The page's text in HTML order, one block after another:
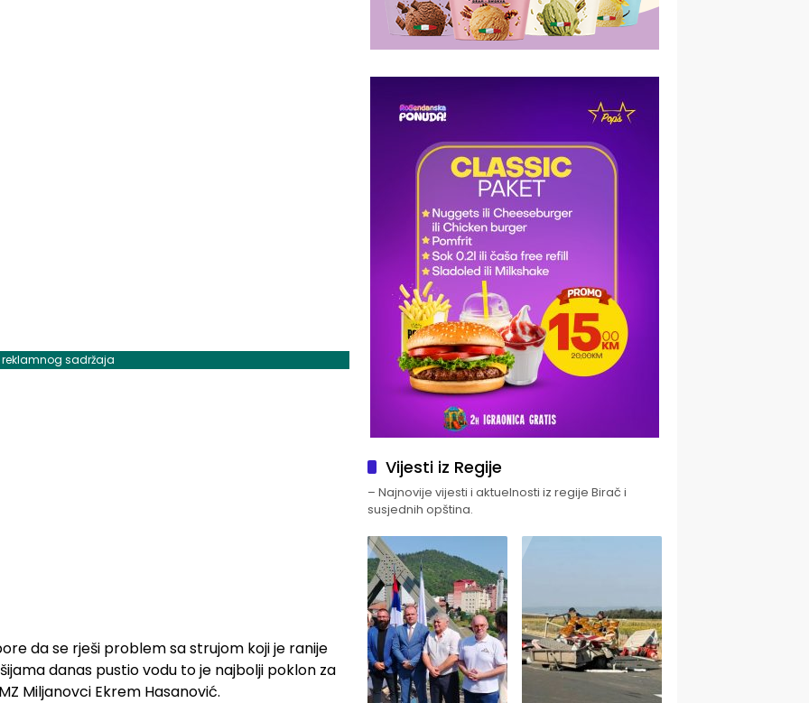
reklamnog sadržaja
da se rješi problem sa strujom koji je ranije
danas pustio vodu to je najbolji poklon za
Miljanovci Ekrem Hasanović.
Vijesti iz Regije
– Najnovije vijesti i aktuelnosti iz regije Birač i
susjednih opština.